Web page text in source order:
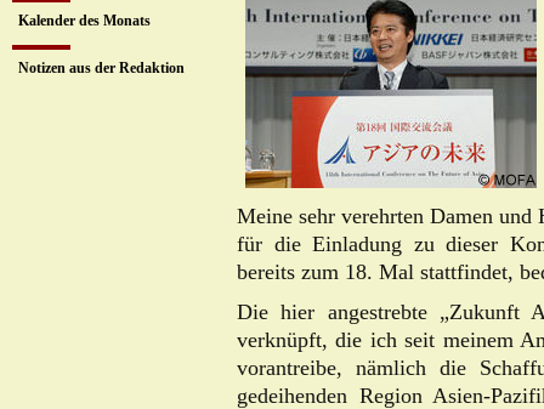
Meine sehr verehrten Damen und
für die Einladung zu dieser
bereits zum 18. Mal stattfindet,
Die hier angestrebte „Zukunft
verknüpft, die ich seit meinem
vorantreibe, nämlich die
gedeihenden Region Asien-
Kalender des Monats
Notizen aus der Redaktion